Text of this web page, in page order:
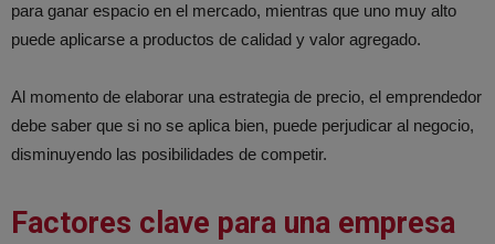
para ganar espacio en el mercado, mientras que uno muy alto
puede aplicarse a productos de calidad y valor agregado.
Al momento de elaborar una estrategia de precio, el emprendedor
debe saber que si no se aplica bien, puede perjudicar al negocio,
disminuyendo las posibilidades de competir.
Factores clave para una empresa